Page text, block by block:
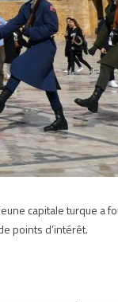
capitale turque a
points d’intérêt.